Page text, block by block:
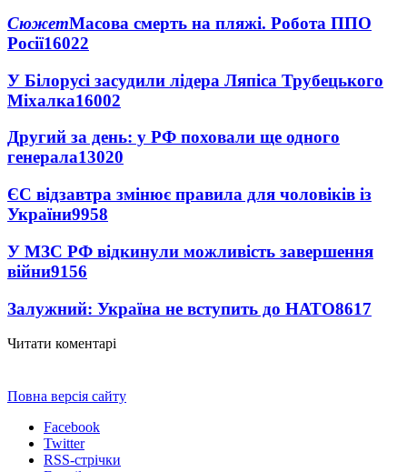
СюжетМасова смерть на пляжі. Робота ППО
Росії16022
У Білорусі засудили лідера Ляпіса Трубецького
Міхалка16002
Другий за день: у РФ поховали ще одного
генерала13020
ЄС відзавтра змінює правила для чоловіків із
України9958
У МЗС РФ відкинули можливість завершення
війни9156
Залужний: Україна не вступить до НАТО8617
Читати коментарі
Повна версія сайту
Facebook
Twitter
RSS-стрічки